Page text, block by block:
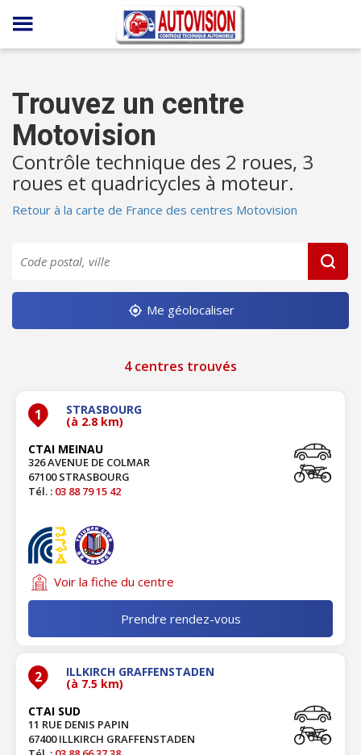
Panneau de gestion des cookies
Trouvez un centre
Motovision
Contrôle technique des 2 roues, 3
roues et quadricycles à moteur.
Retour à la carte de France des centres Motovision
Me géolocaliser
4 centres trouvés
1 STRASBOURG
(à 2.8 km)
CTAI MEINAU
326 AVENUE DE COLMAR
67100 STRASBOURG
Tél. : 03 88 79 15 42
Voir la fiche du centre
Prendre rendez-vous
2 ILLKIRCH GRAFFENSTADEN
(à 7.5 km)
CTAI SUD
11 RUE DENIS PAPIN
67400 ILLKIRCH GRAFFENSTADEN